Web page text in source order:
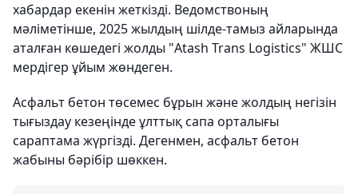
хабардар екенін жеткізді. Ведомствоның
мәліметінше, 2025 жылдың шілде-тамыз айларында
аталған көшедегі жолды "Atash Trans Logistics" ЖШС
мердігер ұйым жөндеген.
Асфальт бетон төсемес бұрын және жолдың негізін
тығыздау кезеңінде ұлттық сапа орталығы
сараптама жүргізді. Дегенмен, асфальт бетон
жабыны бәрібір шөккен.